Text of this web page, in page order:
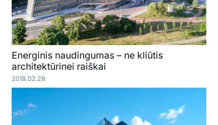
Energinis naudingumas – ne kliūtis
architektūrinei raiškai
2018.02.28